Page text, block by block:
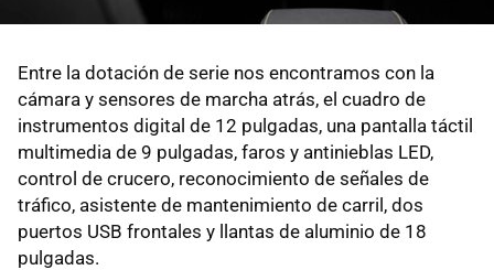
Entre la dotación de serie nos encontramos con la
cámara y sensores de marcha atrás, el cuadro de
instrumentos digital de 12 pulgadas, una pantalla táctil
multimedia de 9 pulgadas, faros y antinieblas LED,
control de crucero, reconocimiento de señales de
tráfico, asistente de mantenimiento de carril, dos
puertos USB frontales y llantas de aluminio de 18
pulgadas.